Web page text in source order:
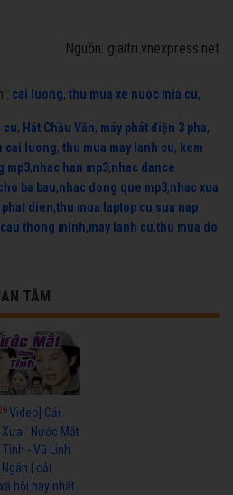
Nguồn: giaitri.vnexpress.net
cai luong, thu mua xe nuoc mia cu,
cu, Hát Chầu Văn, máy phát điện 3 pha,
cai luong, thu mua may lanh cu, kem
mp3,nhac han mp3,nhac dance
ba bau,nhac dong que mp3,nhac xua
dien,thu mua laptop cu,sua nap
thong minh,may lanh cu,thu mua do
TÂM
Video] Cải
Xưa : Nước Mắt
Tình - Vũ Linh
| cải
hội hay nhất